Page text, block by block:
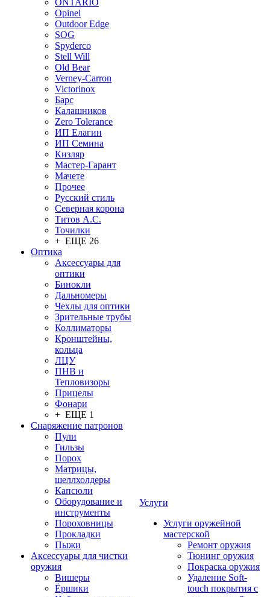
ONTARIO
Opinel
Outdoor Edge
SOG
Spyderco
Stell Will
Old Bear
Verney-Carron
Victorinox
Барс
Калашников
Zero Tolerance
ИП Елагин
ИП Семина
Кизляр
Мастер-Гарант
Мачете
Прочее
Русский стиль
Северная корона
Титов А.С.
Точилки
+ ЕЩЕ 26
Оптика
Аксессуары для
оптики
Бинокли
Дальномеры
Чехлы для оптики
Зрительные трубы
Коллиматоры
Кронштейны,
кольца
ЛЦУ
ПНВ и
Тепловизоры
Прицелы
Фонари
+ ЕЩЕ 1
Снаряжение патронов
Пули
Гильзы
Порох
Матрицы,
шеллхолдеры
Капсюли
Оборудование и
инструменты
Пороховницы
Прокладки
Пыжи
Аксессуары для чистки
оружия
Вишеры
Ёршики
Услуги
Услуги оружейной
мастерской
Ремонт оружия
Тюнинг оружия
Покраска оружия
Удаление Soft-
touch покрытия с